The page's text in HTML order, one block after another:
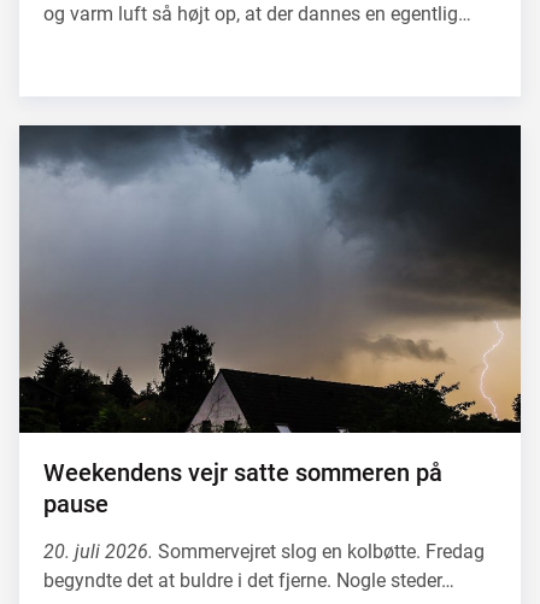
og varm luft så højt op, at der dannes en egentlig…
Weekendens vejr satte sommeren på
pause
20. juli 2026. Sommervejret slog en kolbøtte. Fredag
begyndte det at buldre i det fjerne. Nogle steder…